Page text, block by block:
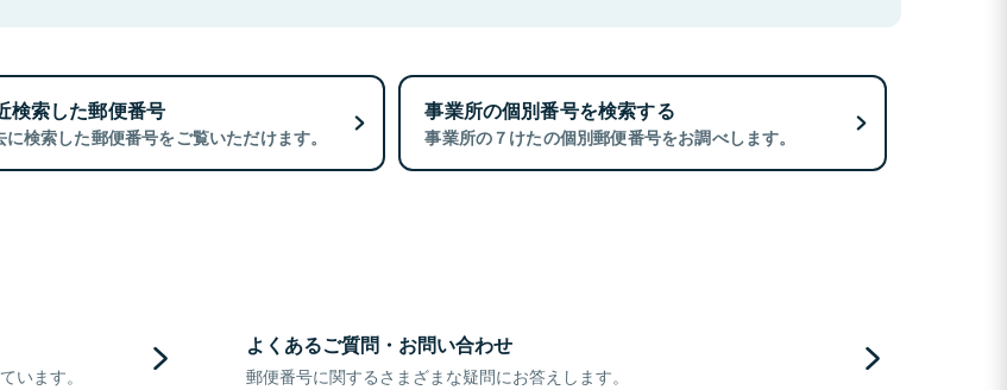
検索した郵便番号
に検索した郵便番号をご覧いただけます。
事業所の個別番号を検索する
事業所の７けたの個別郵便番号をお調べします。
います。
よくあるご質問・お問い合わせ
郵便番号に関するさまざまな疑問にお答えします。